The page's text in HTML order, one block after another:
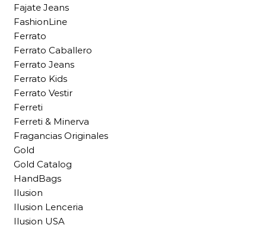
Fajate Jeans
FashionLine
Ferrato
Ferrato Caballero
Ferrato Jeans
Ferrato Kids
Ferrato Vestir
Ferreti
Ferreti & Minerva
Fragancias Originales
Gold
Gold Catalog
HandBags
Ilusion
Ilusion Lenceria
Ilusion USA